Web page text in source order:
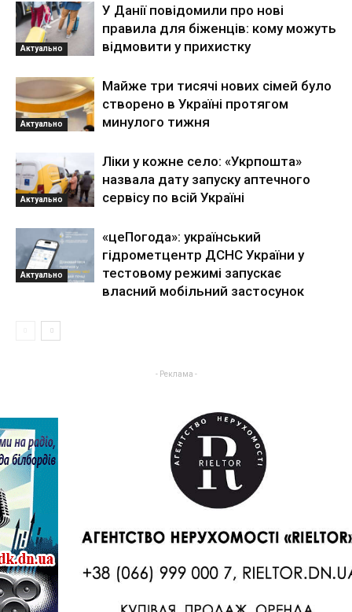
Актуально
У Данії повідомили про нові
правила для біженців: кому можуть
відмовити у прихистку
Актуально
Майже три тисячі нових сімей було
створено в Україні протягом
минулого тижня
Актуально
Ліки у кожне село: «Укрпошта»
назвала дату запуску аптечного
сервісу по всій Україні
Актуально
«цеПогода»: український
гідрометцентр ДСНС України у
тестовому режимі запускає
власний мобільний застосунок
- Реклама -